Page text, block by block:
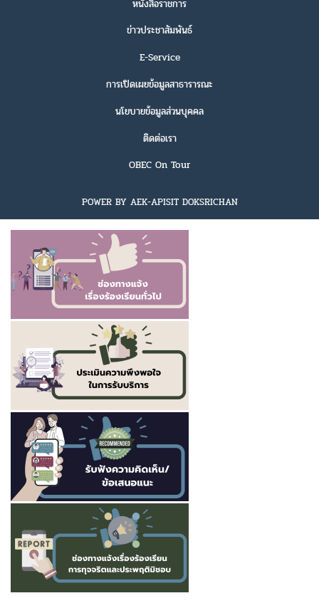
หนังสือราชการ
ข่าวประชาสัมพันธ์
E-Service
การเปิดเผยข้อมูลสาธารารณะ
นโยบายข้อมูลส่วนบุคคล
ติดต่อเรา
OBEC On Tour
POWER BY AEK-APISIT DOKSRICHAN